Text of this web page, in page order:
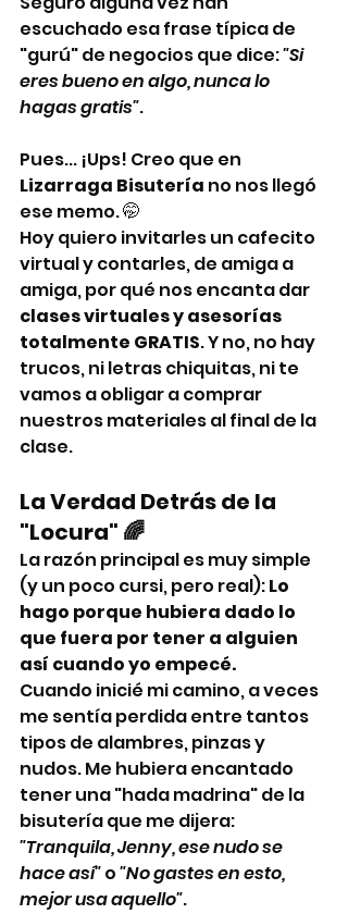
escuchado esa frase típica de
"gurú" de negocios que dice: "Si
eres bueno en algo, nunca lo
hagas gratis".
Pues... ¡Ups! Creo que en
Lizarraga Bisutería no nos llegó
ese memo. 🤭
Hoy quiero invitarles un cafecito
virtual y contarles, de amiga a
amiga, por qué nos encanta dar
clases virtuales y asesorías
totalmente GRATIS. Y no, no hay
trucos, ni letras chiquitas, ni te
vamos a obligar a comprar
nuestros materiales al final de la
clase.
La Verdad Detrás de la
"Locura" 🌈
La razón principal es muy simple
(y un poco cursi, pero real): Lo
hago porque hubiera dado lo
que fuera por tener a alguien
así cuando yo empecé.
Cuando inicié mi camino, a veces
me sentía perdida entre tantos
tipos de alambres, pinzas y
nudos. Me hubiera encantado
tener una "hada madrina" de la
bisutería que me dijera:
"Tranquila, Jenny, ese nudo se
hace así" o "No gastes en esto,
mejor usa aquello".